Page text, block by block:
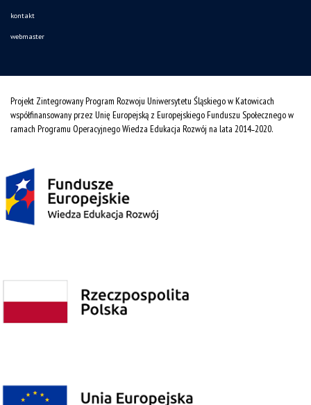
kontakt
webmaster
Projekt Zintegrowany Program Rozwoju Uniwersytetu Śląskiego w Katowicach
współfinansowany przez Unię Europejską z Europejskiego Funduszu Społecznego w
ramach Programu Operacyjnego Wiedza Edukacja Rozwój na lata 2014˗2020.